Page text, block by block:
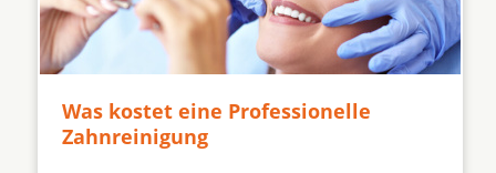
Was kostet eine Professionelle
Zahnreinigung